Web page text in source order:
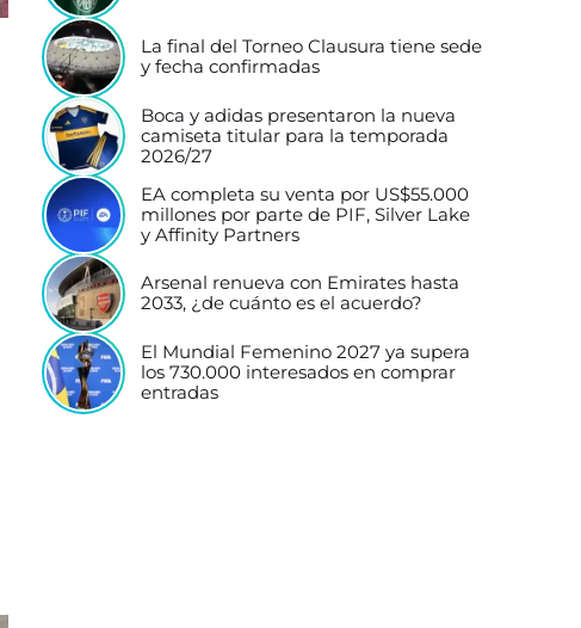
La final del Torneo Clausura tiene sede
y fecha confirmadas
Boca y adidas presentaron la nueva
camiseta titular para la temporada
2026/27
EA completa su venta por US$55.000
millones por parte de PIF, Silver Lake
y Affinity Partners
Arsenal renueva con Emirates hasta
2033, ¿de cuánto es el acuerdo?
El Mundial Femenino 2027 ya supera
los 730.000 interesados en comprar
entradas